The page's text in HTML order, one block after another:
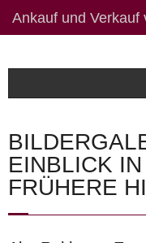
Ankauf und Verkauf
Bildergalerie
Kontakt / Links
Datenschutzerklärung
EINBLICK
FRÜHERE